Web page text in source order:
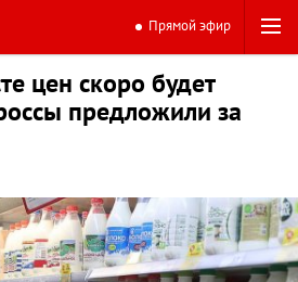
Прямой эфир
цен скоро будет
предложили за